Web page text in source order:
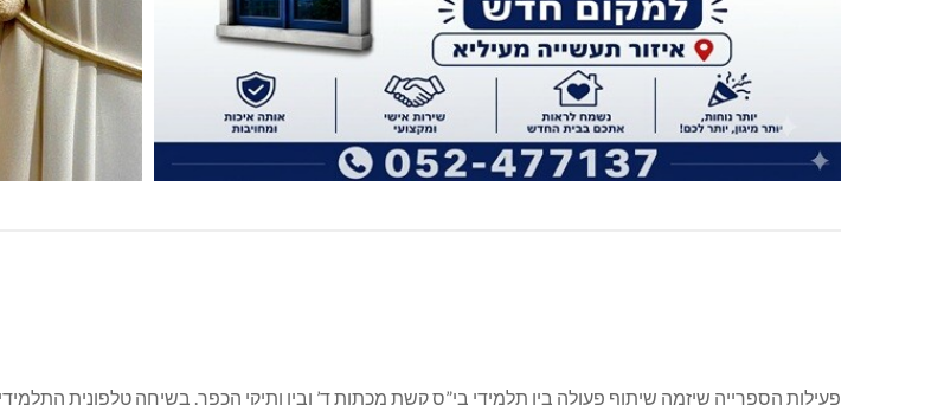
פעילות הספרייה שיזמה שיתוף פעולה בין תלמידי בי”ס קשת מכתות ד’ ובין ותיקי הכפר. בשיחה טלפונית